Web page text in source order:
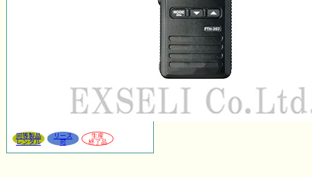
同等製品
レンタル
リース
可
生産
終了品